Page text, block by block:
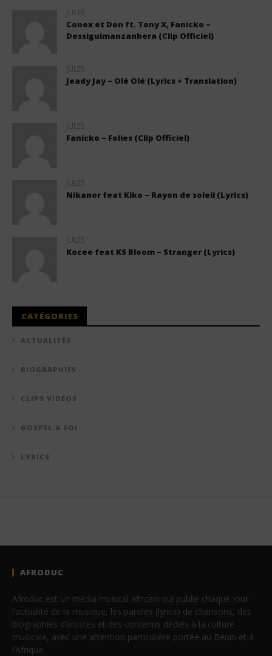
JULES
Conex et Don ft. Tony X, Fanicko –
Dessiguimanzanbera (Clip Officiel)
JULES
Jeady Jay – Olé Olé (Lyrics + Translation)
JULES
Fanicko – Folies (Clip Officiel)
JULES
Nikanor feat Kiko – Rayon de soleil (Lyrics)
JULES
Kocee feat KS Bloom – Stranger (Lyrics)
CATÉGORIES
ACTUALITÉS
BIOGRAPHIES
CLIPS VIDÉOS
GOSPEL & FOI
LYRICS
AFRODUC
Afroduc est un média musical africain qui publie chaque jour
l’actualité de la musique, les paroles (lyrics) de chansons, des
biographies d’artistes et des contenus dédiés à la culture
musicale, avec une attention particulière portée au Bénin et à
l’Afrique.